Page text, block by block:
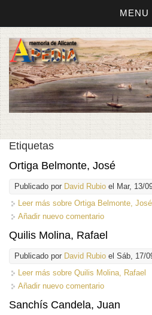
MENU
Etiquetas
Ortiga Belmonte, José
Publicado por David Rubio el Mar, 13/
Leer más sobre Ortiga Belmonte, José
Añadir nuevo comentario
Quilis Molina, Rafael
Publicado por David Rubio el Sáb, 17/
Leer más sobre Quilis Molina, Rafael
Añadir nuevo comentario
Sanchís Candela, Juan